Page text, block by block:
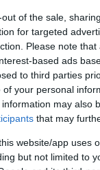
of the sale,
for targeted
Please note
based ads
to third parties
your personal
may also
that may
website/app uses
but not limited to
προηγμένη
αυτή
και